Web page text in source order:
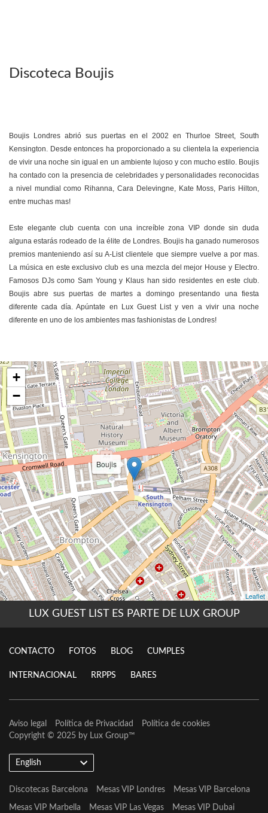
Discoteca Boujis
Boujis Londres abrió sus puertas en el 2002 en Thurloe Street, South
Kensington. Desde entonces ha proporcionado a su clientela la experiencia
de vivir una noche sin igual en un ambiente lujoso y con mucho estilo. Boujis
ha contado con la presencia de celebridades y personalidades reconocidas
a nivel mundial como Rihanna, Cara Delevingne, Kate Moss, Paris Hilton,
entre muchas mas!
Este elegante club cuenta con una increíble zona VIP donde sin duda
alguna estarás rodeado de la élite de Londres. Boujis ha ganado numerosos
premios manteniendo así su A-List clientele que siempre vuelve a por mas.
La música en este exclusivo club es una mezcla del mejor House y Electro.
Famosos DJs como Sam Young y Klaus han sido residentes en este club.
Boujis abre sus puertas de martes a domingo presentando una fiesta
diferente cada día. Apúntate en Lux Guest List y ven a vivir una noche
diferente en uno de los ambientes mas fashionistas de Londres!
LUX GUEST LIST ES PARTE DE LUX GROUP
CONTACTO FOTOS BLOG CUMPLES
INTERNACIONAL RRPPS BARES
Aviso legal Política de Privacidad
Política de cookies
Copyright © 2025 by Lux Group™
English
Discotecas Barcelona Mesas VIP Londres Mesas VIP Barcelona
Mesas VIP Marbella Mesas VIP Las Vegas Mesas VIP Dubai